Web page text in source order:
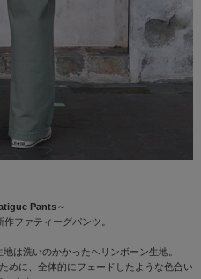
Pants～
ファティーグパンツ。
は洗いのかかったヘリンボーン生地。
めに、全体的にフェードしたような色合い